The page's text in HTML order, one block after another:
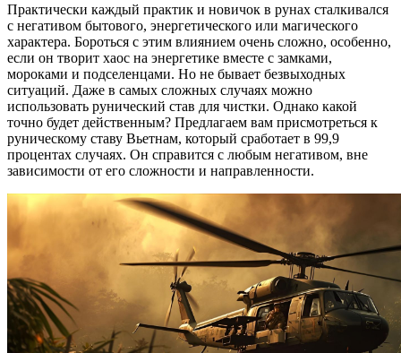
Практически каждый практик и новичок в рунах сталкивался
с негативом бытового, энергетического или магического
характера. Бороться с этим влиянием очень сложно, особенно,
если он творит хаос на энергетике вместе с замками,
мороками и подселенцами. Но не бывает безвыходных
ситуаций. Даже в самых сложных случаях можно
использовать рунический став для чистки. Однако какой
точно будет действенным? Предлагаем вам присмотреться к
руническому ставу Вьетнам, который сработает в 99,9
процентах случаях. Он справится с любым негативом, вне
зависимости от его сложности и направленности.